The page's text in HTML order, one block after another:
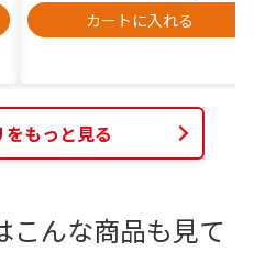
カートに入れる
もっと見る
こんな商品も見て